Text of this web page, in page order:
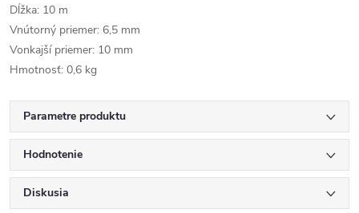
Dĺžka: 10 m
Vnútorný priemer: 6,5 mm
Vonkajší priemer: 10 mm
Hmotnosť: 0,6 kg
Parametre produktu
Hodnotenie
Diskusia